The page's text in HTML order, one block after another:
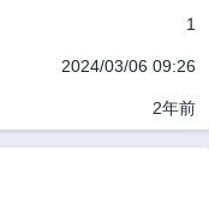
1
2024/03/06 09:26
2年前